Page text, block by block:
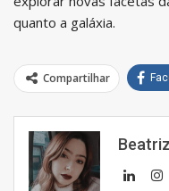
quanto a galáxia.
Compartilhar